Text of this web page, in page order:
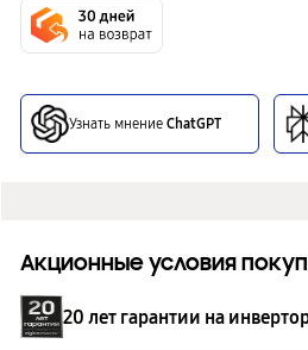
Узнать мнение ChatGPT
Акционные условия
20 лет гарантии на